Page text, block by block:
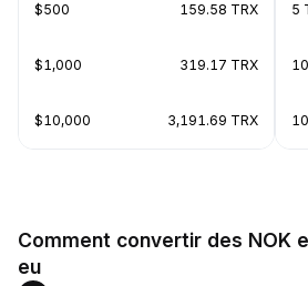
$500 159.58 TRX
$1,000 319.17 TRX
$10,000 3,191.69 TRX
5
Comment convertir des NOK
eu